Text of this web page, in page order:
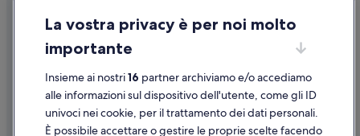
Castellabate: Case private in affitto
Castellabate: Case rurali
Informazioni legali/Contatti
Linee guida sui contenuti e segnalazione dei contenuti
Supporto
Assistenza clienti
La vostra privacy è per noi molto
importante
Insieme ai nostri16 partner archiviamo e/o accediamo
alle informazioni sul dispositivo dell'utente, come gli ID
univoci nei cookie, per il trattamento dei dati personali.
È possibile accettare o gestire le proprie scelte facendo